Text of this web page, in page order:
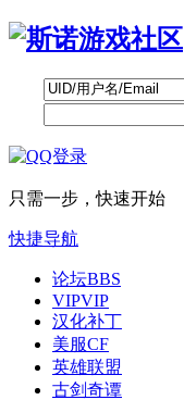
只需一步，快速开始
快捷导航
论坛BBS
VIPVIP
汉化补丁
美服CF
英雄联盟
古剑奇谭